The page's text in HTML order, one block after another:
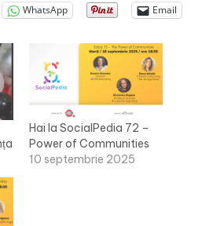
WhatsApp Email
Hai la SocialPedia 72 –
Power of Communities
10 septembrie 2025